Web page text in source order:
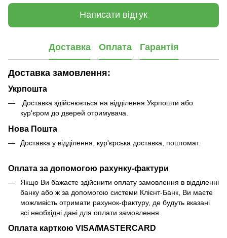
Написати відгук
Доставка Оплата Гарантія
Доставка замовлення:
Укрпошта
Доставка здійснюється на відділення Укрпошти або
кур'єром до дверей отримувача.
Нова Пошта
Доставка у відділення, кур'єрська доставка, поштомат.
Оплата за допомогою рахунку-фактури
Якщо Ви бажаєте здійснити оплату замовлення в відділенні
банку або ж за допомогою системи Клієнт-Банк, Ви маєте
можливість отримати рахунок-фактуру, де будуть вказані
всі необхідні дані для оплати замовлення.
Оплата карткою VISA/MASTERCARD